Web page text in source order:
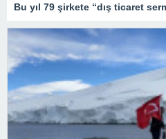
Bu yıl 79 şirkete “dış ticaret